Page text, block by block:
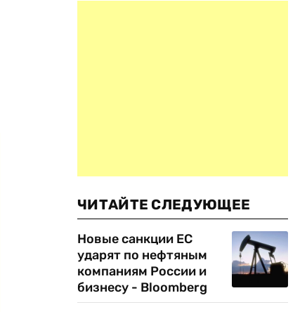
ЧИТАЙТЕ СЛЕДУЮЩЕЕ
Новые санкции ЕС
ударят по нефтяным
компаниям России и
бизнесу - Bloomberg